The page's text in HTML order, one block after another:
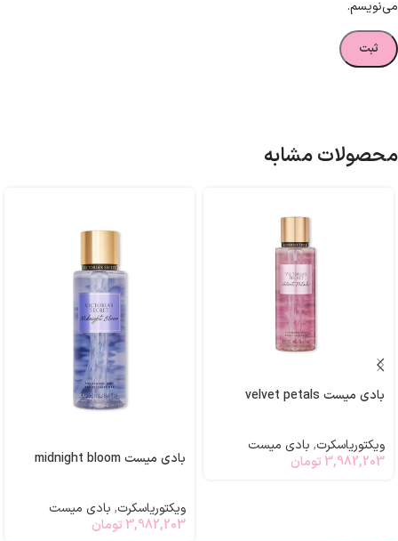
می‌نویسم.
محصولات مشابه
بادی میست velvet petals
ویکتوریاسکرت, بادی میست
3,982,203 تومان بادی میست midnight bloom
ویکتوریاسکرت, بادی میست
3,982,203 تومان